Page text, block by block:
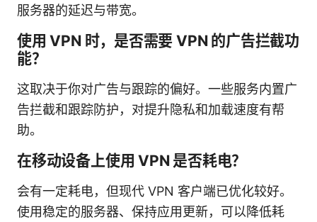
服务器的延迟与带宽。
使用 VPN 时，是否需要 VPN 的广告拦截功
能？
这取决于你对广告与跟踪的偏好。一些服务内置广
告拦截和跟踪防护，对提升隐私和加载速度有帮
助。
在移动设备上使用 VPN 是否耗电？
会有一定耗电，但现代 VPN 客户端已优化较好。
使用稳定的服务器、保持应用更新，可以降低耗